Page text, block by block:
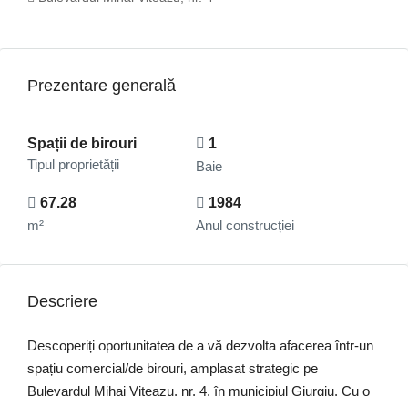
Prezentare generală
Spații de birouri
Tipul proprietății
1
Baie
67.28
m²
1984
Anul construcției
Descriere
Descoperiți oportunitatea de a vă dezvolta afacerea într-un
spațiu comercial/de birouri, amplasat strategic pe
Bulevardul Mihai Viteazu, nr. 4, în municipiul Giurgiu. Cu o